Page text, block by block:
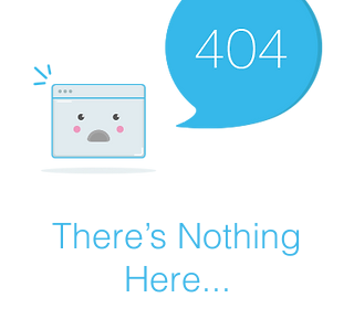
There’s Nothing
Here...